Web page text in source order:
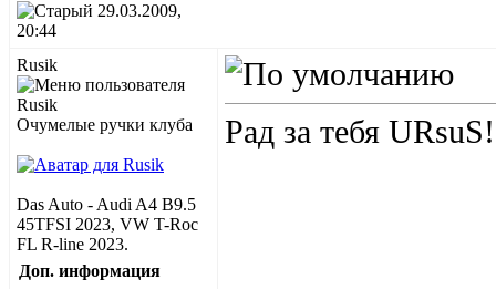
29.03.2009,
20:44
Rusik
Очумелые ручки клуба
Das Auto - Audi A4 B9.5
45TFSI 2023, VW T-Roc
FL R-line 2023.
Доп. информация
Рад за тебя URsuS!